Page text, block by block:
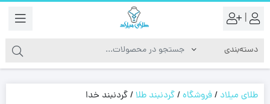
|
طلای میلاد /فروشگاه/گردنبند طلا/گردنبند خدا